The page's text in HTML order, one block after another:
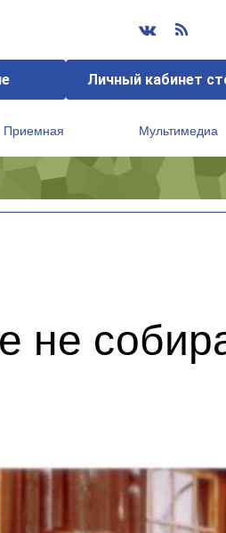
Личный кабинет
Приемная Мультимедиа
не